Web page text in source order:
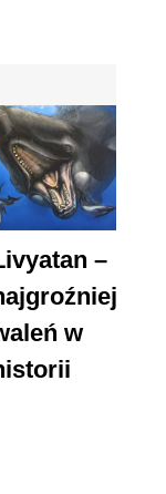
–
w